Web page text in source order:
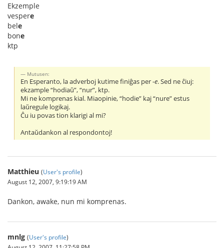
Ekzemple
vespere
bele
bone
ktp
Mutusen:
En Esperanto, la adverboj kutime finiĝas per-e. Sed ne ĉiuj:
ekzample “hodiaŭ”, “nur”, ktp.
Mi ne komprenas kial. Miaopinie, “hodie” kaj “nure” estus
laŭregule logikaj.
Ĉu iu povas tion klarigi al mi?
Antaŭdankon al respondontoj!
Matthieu (User's profile)
August 12, 2007, 9:19:19 AM
Dankon, awake, nun mi komprenas.
mnlg (User's profile)